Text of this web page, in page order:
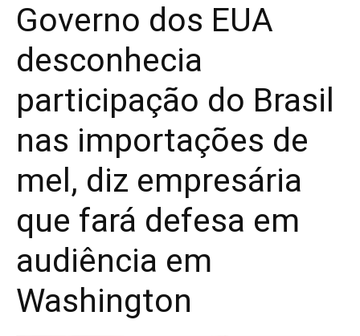
Governo dos EUA
desconhecia
participação do Brasil
nas importações de
mel, diz empresária
que fará defesa em
audiência em
Washington